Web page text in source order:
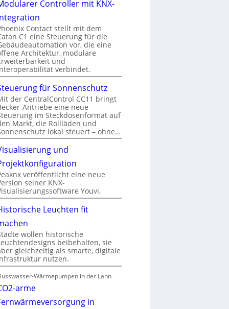
Controller mit KNX-
Contact stellt mit dem
C1 eine Steuerung für die
vor, die eine
Architektur, modulare
und
verbindet.
für Sonnenschutz
der CentralControl CC11 bringt
Antriebe eine neue
im Steckdosenformat auf
Markt, die Rollläden und
lokal steuert – ohne…
und
veröffentlicht eine neue
seiner KNX-
Youvi.
Leuchten fit
wollen historische
beibehalten, sie
gleichzeitig als smarte, digitale
nutzen.
Wärmepumpen in der Lahn
arme
in